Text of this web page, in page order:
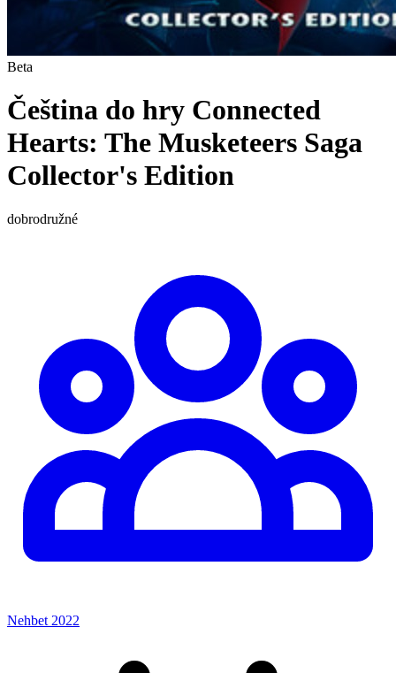
Beta
Čeština do hry Connected
Hearts: The Musketeers Saga
Collector's Edition
dobrodružné
Nehbet 2022